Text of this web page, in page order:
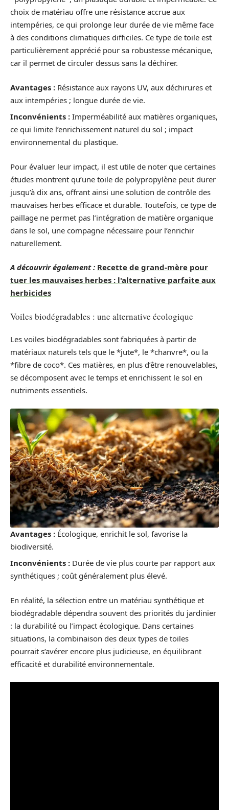
choix de matériau offre une résistance accrue aux
intempéries, ce qui prolonge leur durée de vie même face
à des conditions climatiques difficiles. Ce type de toile est
particulièrement apprécié pour sa robustesse mécanique,
car il permet de circuler dessus sans la déchirer.
Avantages : Résistance aux rayons UV, aux déchirures et
aux intempéries ; longue durée de vie.
Inconvénients : Imperméabilité aux matières organiques,
ce qui limite l’enrichissement naturel du sol ; impact
environnemental du plastique.
Pour évaluer leur impact, il est utile de noter que certaines
études montrent qu’une toile de polypropylène peut durer
jusqu’à dix ans, offrant ainsi une solution de contrôle des
mauvaises herbes efficace et durable. Toutefois, ce type de
paillage ne permet pas l’intégration de matière organique
dans le sol, une compagne nécessaire pour l’enrichir
naturellement.
A découvrir également : Recette de grand-mère pour
tuer les mauvaises herbes : l'alternative parfaite aux
herbicides
Voiles biodégradables : une alternative écologique
Les voiles biodégradables sont fabriquées à partir de
matériaux naturels tels que le *jute*, le *chanvre*, ou la
*fibre de coco*. Ces matières, en plus d’être renouvelables,
se décomposent avec le temps et enrichissent le sol en
nutriments essentiels.
Avantages : Écologique, enrichit le sol, favorise la
biodiversité.
Inconvénients : Durée de vie plus courte par rapport aux
synthétiques ; coût généralement plus élevé.
En réalité, la sélection entre un matériau synthétique et
biodégradable dépendra souvent des priorités du jardinier
: la durabilité ou l’impact écologique. Dans certaines
situations, la combinaison des deux types de toiles
pourrait s’avérer encore plus judicieuse, en équilibrant
efficacité et durabilité environnementale.